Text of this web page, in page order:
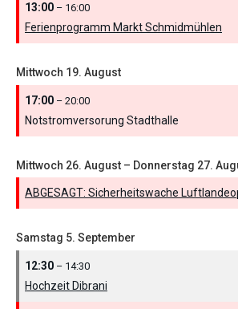
13:00 – 16:00
Ferienprogramm Markt Schmidmühlen
Mittwoch 19. August
17:00 – 20:00
Notstromversorung Stadthalle
Mittwoch 26. August – Donnerstag 27.
ABGESAGT: Sicherheitswache
Samstag 5. September
12:30 – 14:30
Hochzeit Dibrani